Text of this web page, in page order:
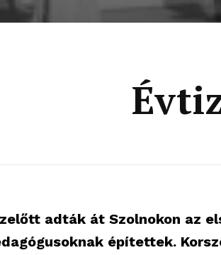
adták át Szolnokon az
építettek.